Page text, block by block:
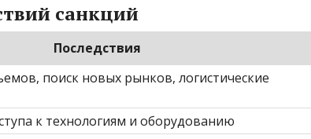
санкций
Последствия
поиск новых рынков, логистические
к технологиям и оборудованию